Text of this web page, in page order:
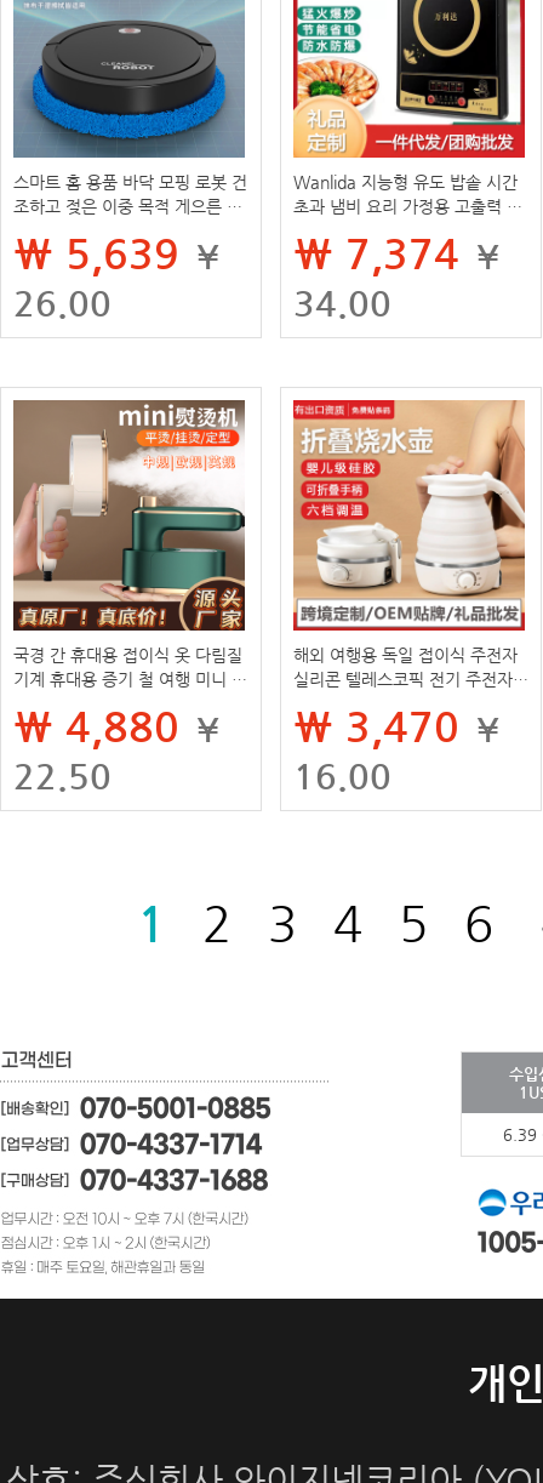
스마트 홈 용품 바닥 모핑 로봇 건
조하고 젖은 이중 목적 게으른 사
선물 도매 닦아
₩ 5,639 ¥
26.00
Wanlida 지능형 유도 밥솥 시간
초과 냄비 요리 가정용 고출력 터
도매
₩ 7,374 ¥
34.00
국경 간 휴대용 접이식 옷 다림질
기계 휴대용 증기 철 여행 미니 다
₩ 4,880 ¥
22.50
해외 여행용 독일 접이식 주전자
실리콘 텔레스코픽 전기 주전자
₩ 3,470 ¥
16.00
1 2 3 4 5 6
수입
6.39
개